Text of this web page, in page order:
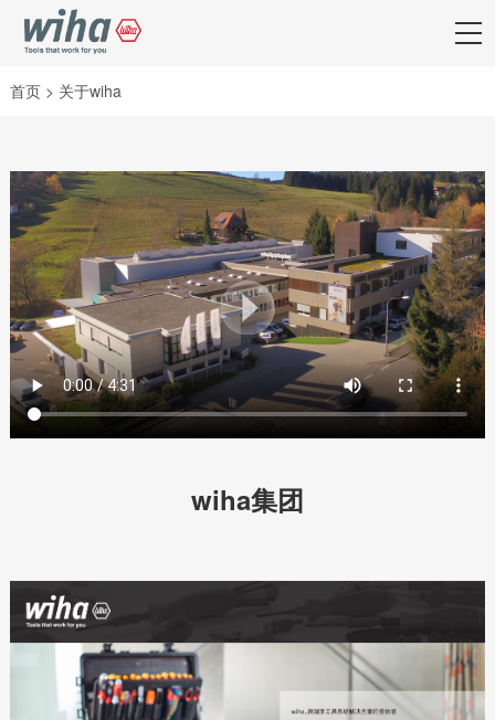
首页 > 关于wiha
wiha集团